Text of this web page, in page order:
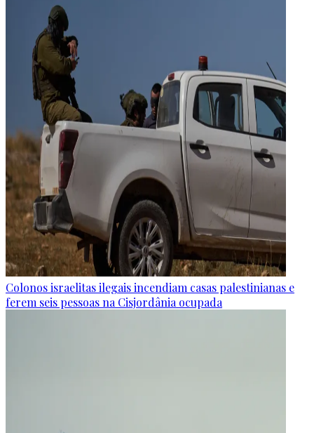
Colonos israelitas ilegais incendiam casas palestinianas e
ferem seis pessoas na Cisjordânia ocupada